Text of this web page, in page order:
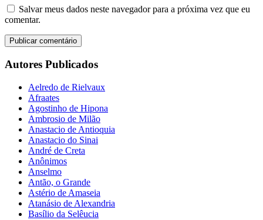
Salvar meus dados neste navegador para a próxima vez que eu
comentar.
Autores Publicados
Aelredo de Rielvaux
Afraates
Agostinho de Hipona
Ambrosio de Milão
Anastacio de Antioquia
Anastacio do Sinai
André de Creta
Anônimos
Anselmo
Antão, o Grande
Astério de Amaseia
Atanásio de Alexandria
Basílio da Selêucia